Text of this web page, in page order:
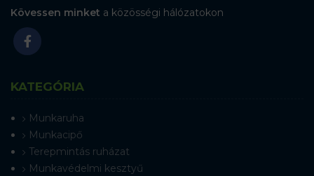
Kövessen minket a közösségi hálózatokon
KATEGÓRIA
Munkaruha
Munkacipő
Terepmintás ruházat
Munkavédelmi kesztyű